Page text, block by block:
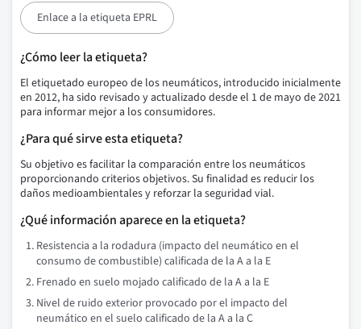
Enlace a la etiqueta EPRL
¿Cómo leer la etiqueta?
El etiquetado europeo de los neumáticos, introducido inicialmente
en 2012, ha sido revisado y actualizado desde el 1 de mayo de 2021
para informar mejor a los consumidores.
¿Para qué sirve esta etiqueta?
Su objetivo es facilitar la comparación entre los neumáticos
proporcionando criterios objetivos. Su finalidad es reducir los
daños medioambientales y reforzar la seguridad vial.
¿Qué información aparece en la etiqueta?
Resistencia a la rodadura (impacto del neumático en el
consumo de combustible) calificada de la A a la E
Frenado en suelo mojado calificado de la A a la E
Nivel de ruido exterior provocado por el impacto del
neumático en el suelo calificado de la A a la C